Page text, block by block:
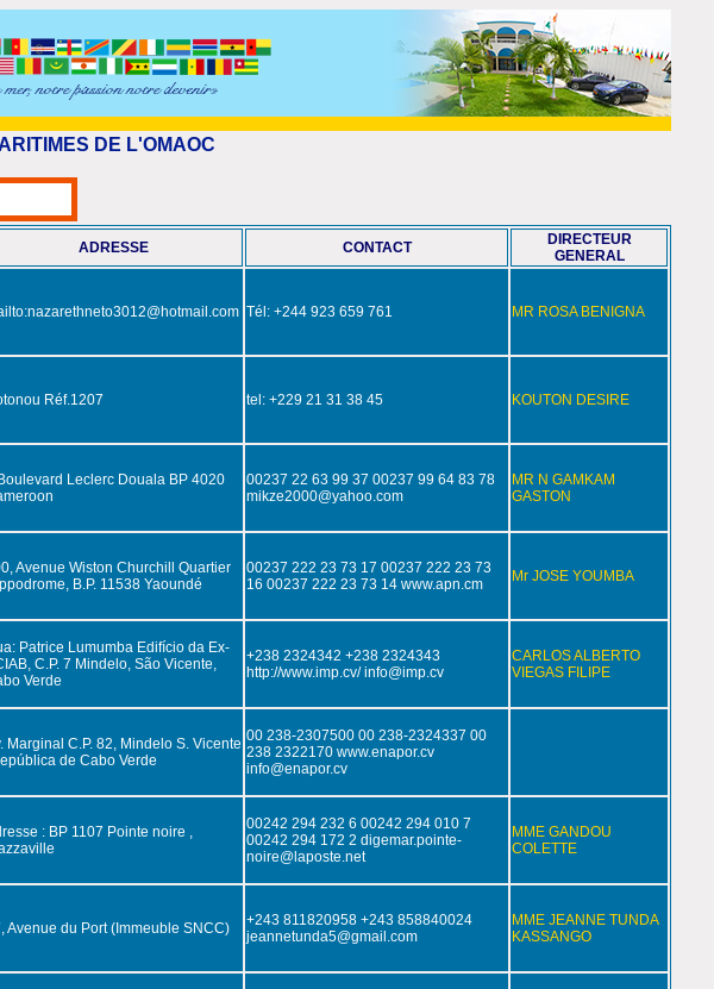
DE L'OMAOC
ADRESSE CONTACT
DIRECTEUR
GENERAL
Tél: +244 923 659 761 MR ROSA BENIGNA
Réf.1207 tel: +229 21 31 38 45 KOUTON DESIRE
Leclerc Douala BP 4020
00237 22 63 99 37 00237 99 64 83 78
mikze2000@yahoo.com
MR N GAMKAM
GASTON
Avenue Wiston Churchill Quartier
B.P. 11538 Yaoundé
00237 222 23 73 17 00237 222 23 73
16 00237 222 23 73 14 www.apn.cm
Mr JOSE YOUMBA
Patrice Lumumba Edifício da Ex-
C.P. 7 Mindelo, São Vicente,
Verde
+238 2324342 +238 2324343
http://www.imp.cv/ info@imp.cv
CARLOS ALBERTO
VIEGAS FILIPE
Marginal C.P. 82, Mindelo S. Vicente
de Cabo Verde
00 238-2307500 00 238-2324337 00
238 2322170 www.enapor.cv
info@enapor.cv
: BP 1107 Pointe noire ,
00242 294 232 6 00242 294 010 7
00242 294 172 2 digemar.pointe-
noire@laposte.net
MME GANDOU
COLETTE
Avenue du Port (Immeuble SNCC)
+243 811820958 +243 858840024
jeannetunda5@gmail.com
MME JEANNE TUNDA
KASSANGO